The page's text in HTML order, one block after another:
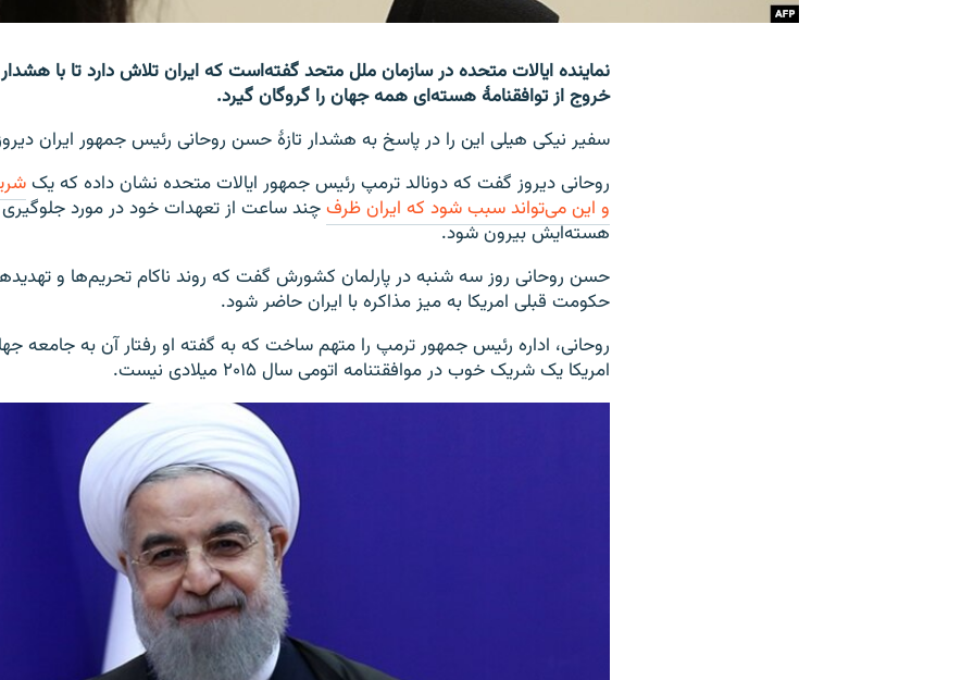
نماینده ایالات متحده در سازمان ملل متحد گفته‌است که ایران تلاش دارد تا با
خروج از توافقنامۀ هسته‌ای همه جهان را گروگان گیرد.
سفیر نیکی هیلی این را در پاسخ به هشدار تازۀ حسن روحانی رئیس جمهور ایران
روحانی دیروز گفت که دونالد ترمپ رئیس جمهور ایالات متحده نشان داده که یک
و این می‌تواند سبب شود که ایران ظرفچند ساعت از تعهدات خود در مورد
هسته‌ایش بیرون شود.
حسن روحانی روز سه شنبه در پارلمان کشورش گفت که روند ناکام تحریم‌ها و
حکومت قبلی امریکا به میز مذاکره با ایران حاضر شود.
روحانی، اداره رئیس جمهور ترمپ را متهم ساخت که به گفته او رفتار آن به جامعه
امریکا یک شریک خوب در موافقتنامه اتومی سال ۲۰۱۵ میلادی نیست.